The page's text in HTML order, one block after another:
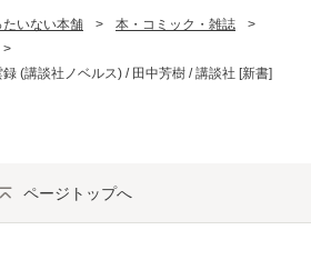
たいない本舗 > 本・コミック・雑誌
>
>
録 (講談社ノベルス) / 田中芳樹 / 講談社 [新書]
ページトップへ